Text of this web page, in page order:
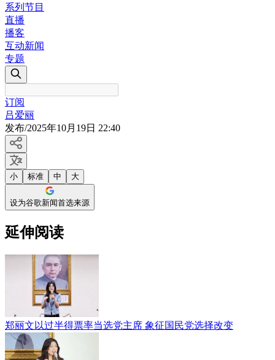
系列节目
直播
播客
互动新闻
专题
订阅
吕爱丽
发布/2025年10月19日 22:40
小 标准 中 大
设为谷歌新闻首选来源
延伸阅读
郑丽文以过半得票率当选党主席 象征国民党选择改变